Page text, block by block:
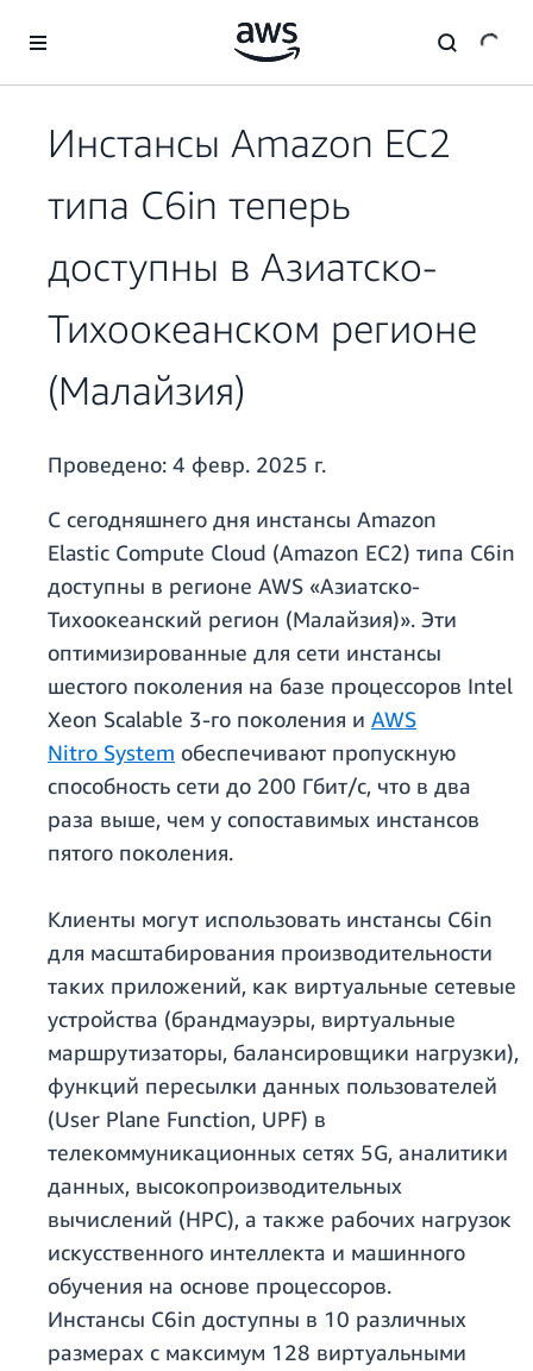
Перейти к главному контенту
Инстансы Amazon EC2
типа C6in теперь
доступны в Азиатско-
Тихоокеанском регионе
(Малайзия)
Проведено: 4 февр. 2025 г.
С сегодняшнего дня инстансы Amazon
Elastic Compute Cloud (Amazon EC2) типа C6in
доступны в регионе AWS «Азиатско-
Тихоокеанский регион (Малайзия)». Эти
оптимизированные для сети инстансы
шестого поколения на базе процессоров Intel
Xeon Scalable 3-го поколения и AWS
Nitro System обеспечивают пропускную
способность сети до 200 Гбит/с, что в два
раза выше, чем у сопоставимых инстансов
пятого поколения.
Клиенты могут использовать инстансы C6in
для масштабирования производительности
таких приложений, как виртуальные сетевые
устройства (брандмауэры, виртуальные
маршрутизаторы, балансировщики нагрузки),
функций пересылки данных пользователей
(User Plane Function, UPF) в
телекоммуникационных сетях 5G, аналитики
данных, высокопроизводительных
вычислений (HPC), а также рабочих нагрузок
искусственного интеллекта и машинного
обучения на основе процессоров.
Инстансы C6in доступны в 10 различных
размерах с максимум 128 виртуальными